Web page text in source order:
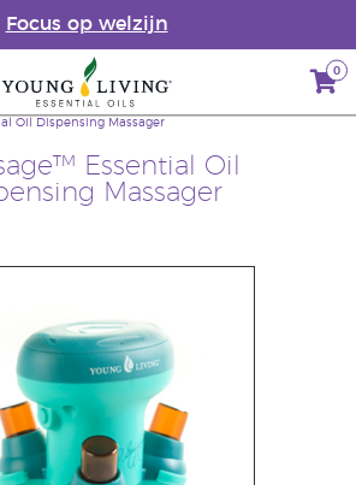
Focus op welzijn
0
Essential Oil
Massager
Oil Dispensing Massager